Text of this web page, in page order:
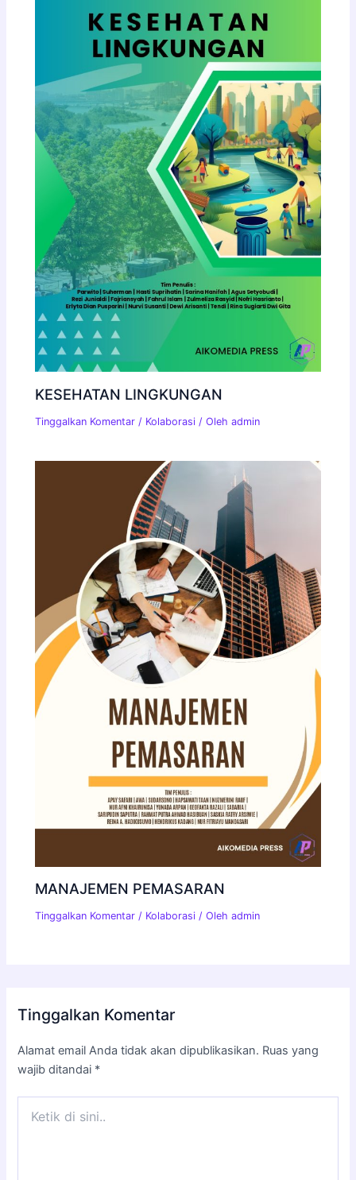
KESEHATAN LINGKUNGAN
Tinggalkan Komentar / Kolaborasi / Olehadmin
MANAJEMEN PEMASARAN
Tinggalkan Komentar / Kolaborasi / Olehadmin
Tinggalkan Komentar
Alamat email Anda tidak akan dipublikasikan. Ruas yang
wajib ditandai *